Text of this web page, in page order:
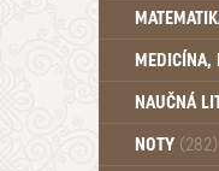
MEDICÍNA,
NAUČNÁ
Zdraví a
NOTY (282)